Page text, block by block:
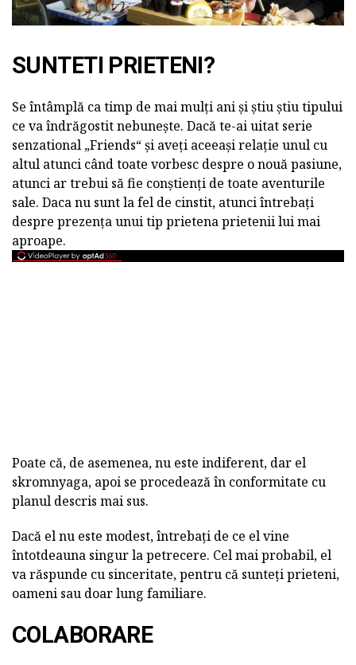
SUNTETI PRIETENI?
Se întâmplă ca timp de mai mulți ani și știu știu tipului
ce va îndrăgostit nebunește. Dacă te-ai uitat serie
senzational „Friends“ și aveți aceeași relație unul cu
altul atunci când toate vorbesc despre o nouă pasiune,
atunci ar trebui să fie conștienți de toate aventurile
sale. Daca nu sunt la fel de cinstit, atunci întrebați
despre prezența unui tip prietena prietenii lui mai
aproape.
Poate că, de asemenea, nu este indiferent, dar el
skromnyaga, apoi se procedează în conformitate cu
planul descris mai sus.
Dacă el nu este modest, întrebați de ce el vine
întotdeauna singur la petrecere. Cel mai probabil, el
va răspunde cu sinceritate, pentru că sunteți prieteni,
oameni sau doar lung familiare.
COLABORARE